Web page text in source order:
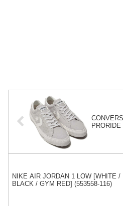
NIKE AIR JORDAN 1 LOW [WHITE /
BLACK / GYM RED] (553558-116)